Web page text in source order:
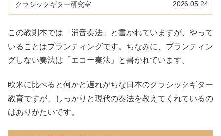
クラシックギター研究室 2026.05.24
この教則本では「消音奏法」と書かれていますが、やって
いることはプランティングです。ちなみに、プランティン
グしない奏法は「エコー奏法」と書かれています。
欧米に比べると何かと遅れがちな日本のクラシックギター
教育ですが、しっかりと現代の奏法を教えてくれているの
はありがたいです。